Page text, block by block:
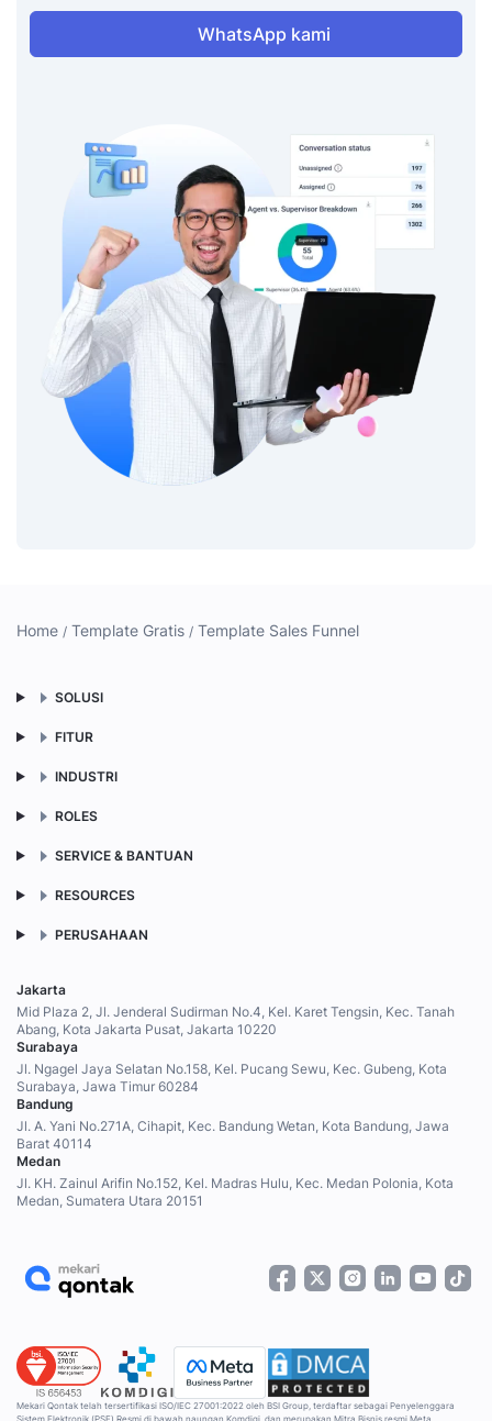
WhatsApp kami
Home Template Gratis Template Sales Funnel
SOLUSI
FITUR
INDUSTRI
ROLES
SERVICE & BANTUAN
RESOURCES
PERUSAHAAN
Jakarta
Mid Plaza 2, Jl. Jenderal Sudirman No.4, Kel. Karet Tengsin, Kec. Tanah
Abang, Kota Jakarta Pusat, Jakarta 10220
Surabaya
Jl. Ngagel Jaya Selatan No.158, Kel. Pucang Sewu, Kec. Gubeng, Kota
Surabaya, Jawa Timur 60284
Bandung
Jl. A. Yani No.271A, Cihapit, Kec. Bandung Wetan, Kota Bandung, Jawa
Barat 40114
Medan
Jl. KH. Zainul Arifin No.152, Kel. Madras Hulu, Kec. Medan Polonia, Kota
Medan, Sumatera Utara 20151
Mekari Qontak telah tersertifikasi ISO/IEC 27001:2022 oleh BSI Group, terdaftar sebagai Penyelenggara
Sistem Elektronik (PSE) Resmi di bawah naungan Komdigi, dan merupakan Mitra Bisnis resmi Meta.